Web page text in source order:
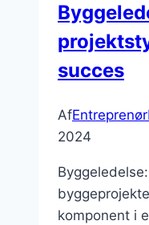
succes
Af
2024
komponent i